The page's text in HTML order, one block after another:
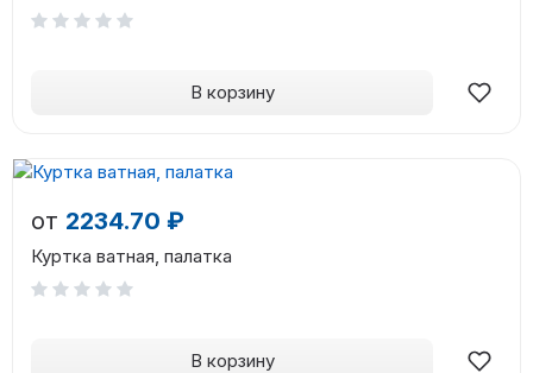
В корзину
от 2234.70 ₽
Куртка ватная, палатка
В корзину